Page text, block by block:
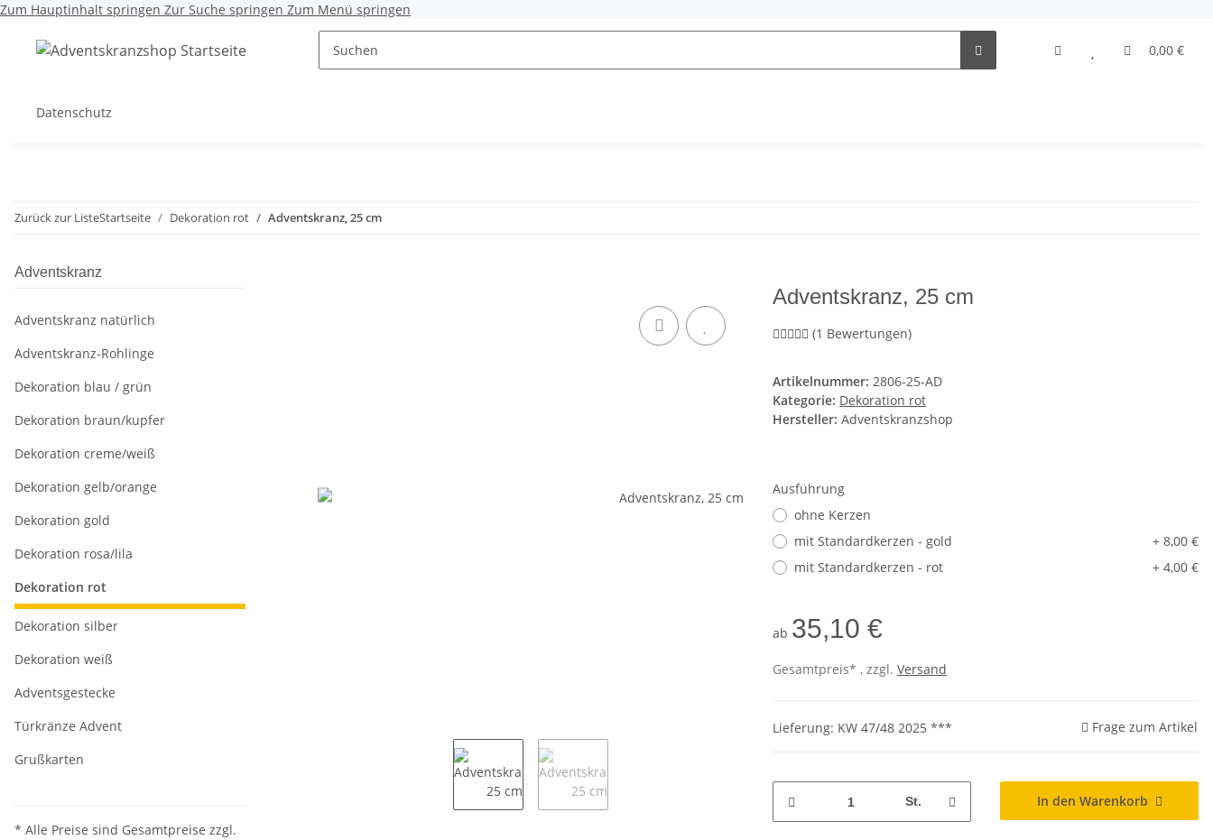
Zum Hauptinhalt springen Zur Suche springen Zum Menü springen
0,00 €
Datenschutz
Zurück zur ListeStartseite Dekoration rot Adventskranz, 25 cm
Adventskranz, 25 cm
(1 Bewertungen)
Artikelnummer: 2806-25-AD
Kategorie: Dekoration rot
Hersteller: Adventskranzshop
Ausführung
ohne Kerzen
mit Standardkerzen - gold
+ 8,00 €
mit Standardkerzen - rot
+ 4,00 €
ab 35,10 €
Gesamtpreis* , zzgl. Versand
Lieferung: KW 47/48 2025 *** Frage zum Artikel
St. In den Warenkorb
Adventskranz
Adventskranz natürlich
Adventskranz-Rohlinge
Dekoration blau / grün
Dekoration braun/kupfer
Dekoration creme/weiß
Dekoration gelb/orange
Dekoration gold
Dekoration rosa/lila
Dekoration rot
Dekoration silber
Dekoration weiß
Adventsgestecke
Türkränze Advent
Grußkarten
* Alle Preise sind Gesamtpreise zzgl.